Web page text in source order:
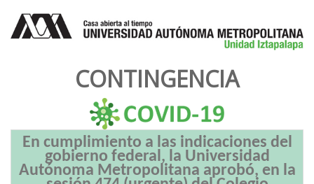
CONTINGENCIA
En cumplimiento a las indicaciones del
gobierno federal, la Universidad
Autónoma Metropolitana aprobó, en la